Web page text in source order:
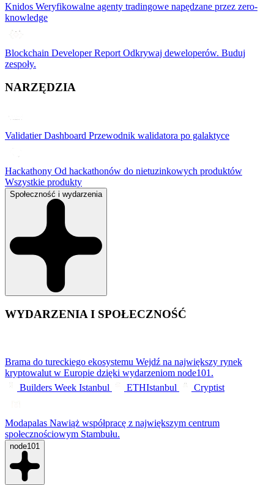
Knidos Weryfikowalne agenty tradingowe napędzane przez zero-
knowledge
Blockchain Developer Report Odkrywaj deweloperów. Buduj
zespoły.
NARZĘDZIA
Validatier Dashboard Przewodnik walidatora po galaktyce
Hackathony Od hackathonów do nietuzinkowych produktów
Wszystkie produkty
Społeczność i wydarzenia
WYDARZENIA I SPOŁECZNOŚĆ
Brama do tureckiego ekosystemu Wejdź na największy rynek
kryptowalut w Europie dzięki wydarzeniom node101.
Builders Week Istanbul
ETHIstanbul Cryptist
Modapalas Nawiąż współpracę z największym centrum
społecznościowym Stambułu.
node101